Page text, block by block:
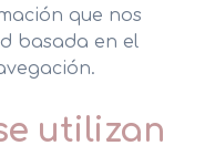
que nos
basada en el
utilizan